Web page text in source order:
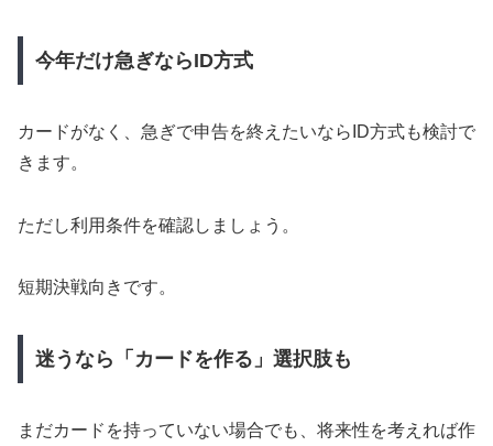
今年だけ急ぎならID方式
カードがなく、急ぎで申告を終えたいならID方式も検討で
きます。
ただし利用条件を確認しましょう。
短期決戦向きです。
迷うなら「カードを作る」選択肢も
まだカードを持っていない場合でも、将来性を考えれば作